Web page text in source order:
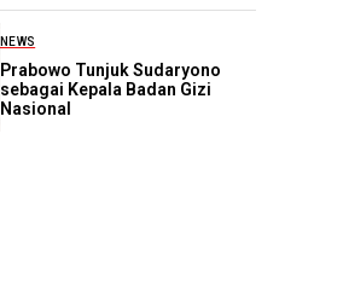
NEWS
Prabowo Tunjuk Sudaryono
sebagai Kepala Badan Gizi
Nasional